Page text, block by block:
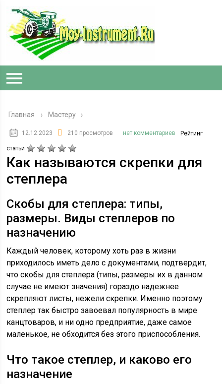
Главная › Мастеру
12.12.2023 210 просмотров нет комментариев Рейтинг
статьи
Как называются скрепки для
степлера
Скобы для степлера: типы,
размеры. Виды степлеров по
назначению
Каждый человек, которому хоть раз в жизни
приходилось иметь дело с документами, подтвердит,
что скобы для степлера (типы, размеры их в данном
случае не имеют значения) гораздо надежнее
скрепляют листы, нежели скрепки. Именно поэтому
степлер так быстро завоевал популярность в мире
канцтоваров, и ни одно предприятие, даже самое
маленькое, не обходится без этого приспособления.
Что такое степлер, и каково его
назначение